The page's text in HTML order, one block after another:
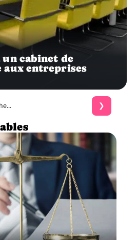
un cabinet de
aux entreprises